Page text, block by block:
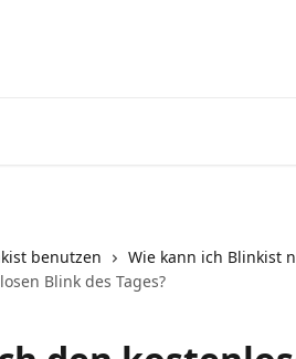
benutzen
Wie kann ich Blinkist
Blink des Tages?